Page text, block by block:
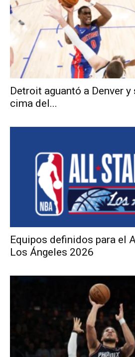
Detroit aguantó a Denver
cima del...
Equipos definidos para el
Los Ángeles 2026